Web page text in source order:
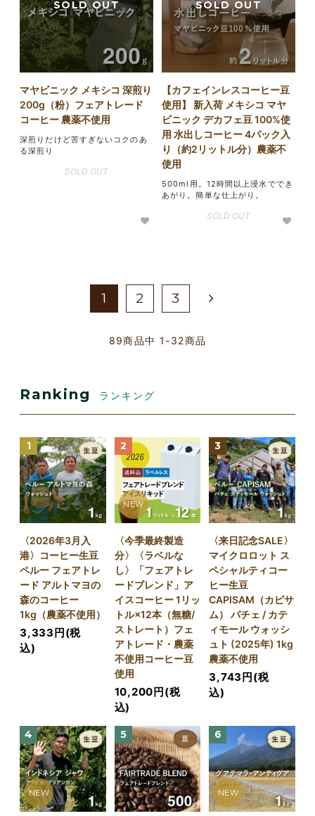
マヤビニック メキシコ 深煎り
200g（粉）フェアトレード
コーヒー 農薬不使用
深煎りだけど苦すぎないコクのあ
る深煎り
SOLD OUT
【カフェインレスコーヒー豆
使用】 新入荷 メキシコ マヤ
ビニック デカフェ豆 100%使
用 水出しコーヒー 4パック入
り（約2リットル分）農薬不
使用
500ml用。12時間以上浸水ででき
あがり。簡単な仕上がり。
SOLD OUT
1 2 3
89商品中 1-32商品
Ranking ランキング
1
〈2026年3月入
港〉コーヒー生豆
ペルー フェアトレ
ード アルトマヨの
森のコーヒー
1kg（農薬不使用）
3,333円(税
込)
2
NEW
〈今季最終製造
分〉〈ラベルな
し〉「フェアトレ
ードブレンド」ア
イスコーヒー 1リッ
トル×12本（無糖/
ストレート）フェ
アトレード・農薬
不使用コーヒー豆
使用
10,200円(税
込)
3
〈来日記念SALE〉
マイクロロット ス
ペシャルティコー
ヒー生豆
CAPISAM（カピサ
ム） パチェ / カテ
ィモール ウォッシ
ュト (2025年) 1kg
農薬不使用
3,743円(税
込)
4
NEW
5 6
NEW